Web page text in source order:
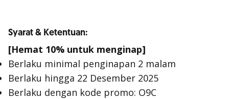
Syarat & Ketentuan:
[Hemat 10% untuk menginap]
Berlaku minimal penginapan 2 malam
Berlaku hingga 22 Desember 2025
Berlaku dengan kode promo: O9C